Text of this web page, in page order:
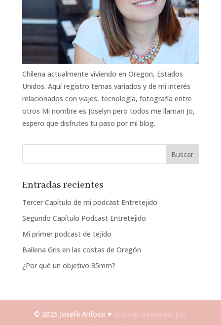
Chilena actualmente viviendo en Oregon, Estados
Unidos. Aquí registro temas variados y de mi interés
relacionados con viajes, tecnología, fotografía entre
otros Mi nombre es Joselyn pero todos me llaman Jo,
espero que disfrutes tu paso por mi blog.
Entradas recientes
Tercer Capítulo de mi podcast Entretejido
Segundo Capítulo Podcast Entretejido
Mi primer podcast de tejido
Ballena Gris en las costas de Oregón
¿Por qué un objetivo 35mm?
© 2025 Josefa Anfossi ♥ Gráficas diseñadas por